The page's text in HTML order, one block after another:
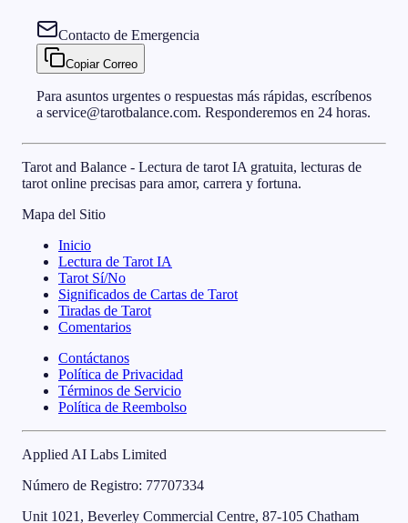
Contacto de Emergencia
Copiar Correo
Para asuntos urgentes o respuestas más rápidas, escríbenos
a service@tarotbalance.com. Responderemos en 24 horas.
Tarot and Balance - Lectura de tarot IA gratuita, lecturas de
tarot online precisas para amor, carrera y fortuna.
Mapa del Sitio
Inicio
Lectura de Tarot IA
Tarot Sí/No
Significados de Cartas de Tarot
Tiradas de Tarot
Comentarios
Contáctanos
Política de Privacidad
Términos de Servicio
Política de Reembolso
Applied AI Labs Limited
Número de Registro: 77707334
Unit 1021, Beverley Commercial Centre, 87-105 Chatham